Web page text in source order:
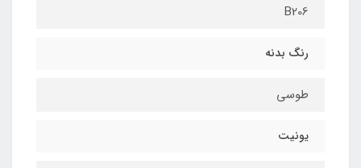
B206
رنگ بدنه
طوسی
یونیت